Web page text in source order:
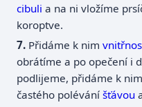
cibuli a na ni vložíme
koroptve.
Přidáme k nim
obrátíme a po opečení i
podlijeme, přidáme k
častého poléváníšťávou